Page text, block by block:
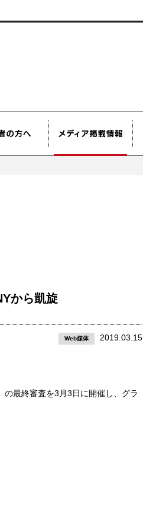
から凱旋
Web媒体 2019.03.15
最終審査を3月3日に開催し、グラ